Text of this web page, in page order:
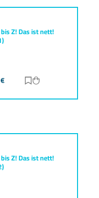
Z! Das ist nett!
Zur Merkliste
Z! Das ist nett!